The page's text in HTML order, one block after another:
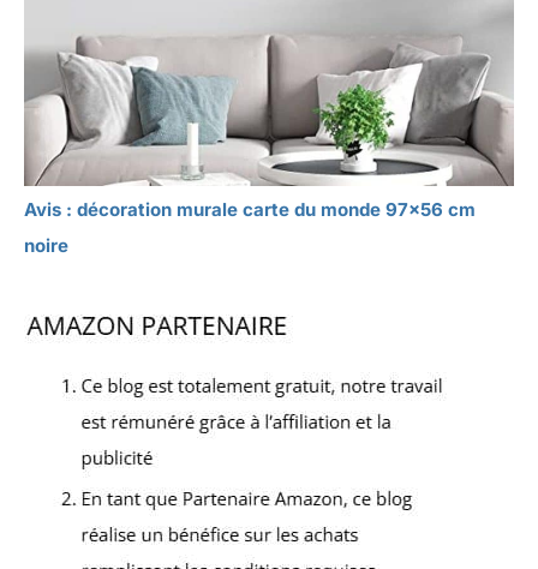
Avis : décoration murale carte du monde 97×56 cm
noire